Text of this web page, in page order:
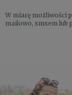
W miarę możliwości
mailowo, smsem lub